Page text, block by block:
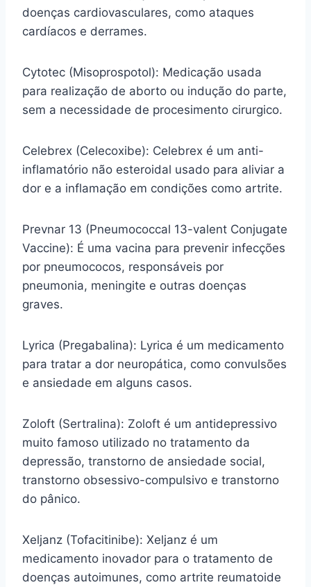
doenças cardiovasculares, como ataques
cardíacos e derrames.
Cytotec (Misoprospotol): Medicação usada
para realização de aborto ou indução do parte,
sem a necessidade de procesimento cirurgico.
Celebrex (Celecoxibe): Celebrex é um anti-
inflamatório não esteroidal usado para aliviar a
dor e a inflamação em condições como artrite.
Prevnar 13 (Pneumococcal 13-valent Conjugate
Vaccine): É uma vacina para prevenir infecções
por pneumococos, responsáveis por
pneumonia, meningite e outras doenças
graves.
Lyrica (Pregabalina): Lyrica é um medicamento
para tratar a dor neuropática, como convulsões
e ansiedade em alguns casos.
Zoloft (Sertralina): Zoloft é um antidepressivo
muito famoso utilizado no tratamento da
depressão, transtorno de ansiedade social,
transtorno obsessivo-compulsivo e transtorno
do pânico.
Xeljanz (Tofacitinibe): Xeljanz é um
medicamento inovador para o tratamento de
doenças autoimunes, como artrite reumatoide